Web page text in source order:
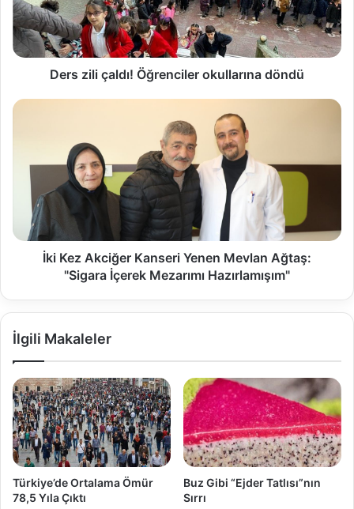
Ders zili çaldı! Öğrenciler okullarına döndü
İki Kez Akciğer Kanseri Yenen Mevlan Ağtaş:
"Sigara İçerek Mezarımı Hazırlamışım"
İlgili Makaleler
Türkiye’de Ortalama Ömür
78,5 Yıla Çıktı
Buz Gibi “Ejder Tatlısı”nın
Sırrı